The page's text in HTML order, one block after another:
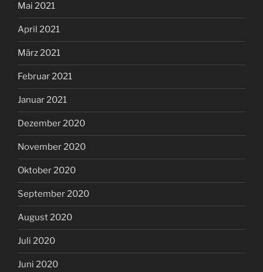
Mai 2021
April 2021
März 2021
Februar 2021
Januar 2021
Dezember 2020
November 2020
Oktober 2020
September 2020
August 2020
Juli 2020
Juni 2020